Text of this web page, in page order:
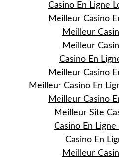
Casino En Ligne
Meilleur Casino
Meilleur
Meilleur
Casino En
Meilleur Casino
Meilleur Casino En
Meilleur Casino
Meilleur Site
Casino En
Casino En
Meilleur